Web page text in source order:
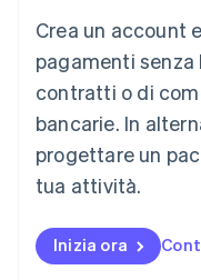
Crea un account
pagamenti
contratti o di
bancarie. In
progettare un
tua attività.
Inizia ora
DeutschEnglish
Lituania
Français Deutsch
Malaysia
English 简体中文
Malta
Messico
EspañolEnglish